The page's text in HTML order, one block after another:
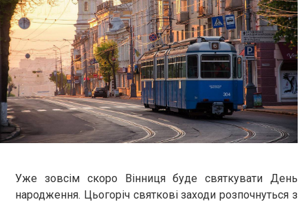
Уже зовсім скоро Вінниця буде святкувати День
народження. Цьогоріч святкові заходи розпочнуться з